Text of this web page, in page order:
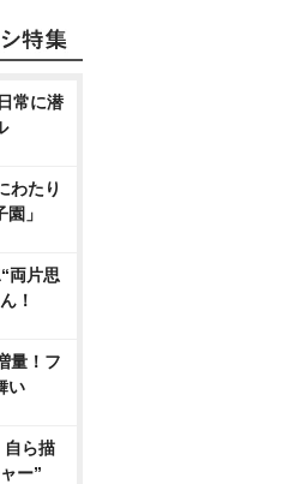
常に潜
わたり
」
両片思
！
量！フ
い
ら描
ー”